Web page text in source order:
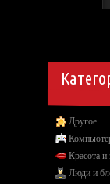
Другое
Красота и
Люди и